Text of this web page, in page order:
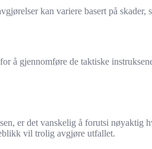
kan variere basert på skader,
å gjennomføre de taktiske
er det vanskelig å forutsi nøyaktig
vil trolig avgjøre utfallet.